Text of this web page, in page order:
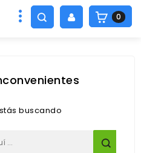
0
buscando